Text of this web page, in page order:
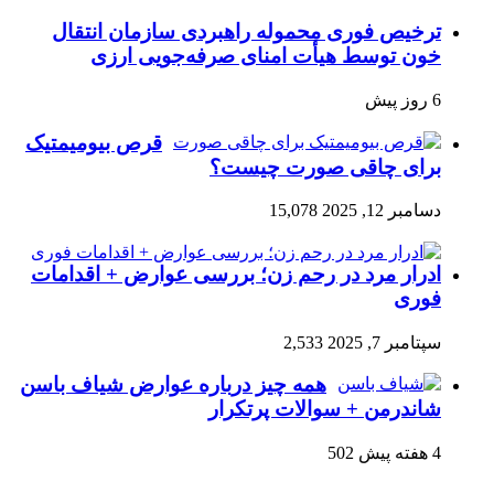
ترخیص فوری محموله راهبردی سازمان انتقال
خون توسط هیأت امنای صرفه‌جویی ارزی
6 روز پیش
قرص بیومیمتیک
برای چاقی صورت چیست؟
دسامبر 12, 2025 15,078
ادرار مرد در رحم زن؛ بررسی عوارض + اقدامات
فوری
سپتامبر 7, 2025 2,533
همه چیز درباره عوارض شیاف باسن
شاندرمن + سوالات پرتکرار
4 هفته پیش 502